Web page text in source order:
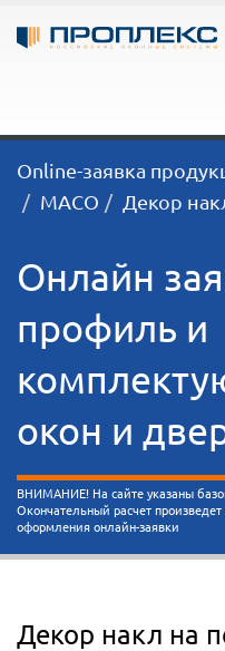
Online-заявка
MACO
Декор
Онлайн
профиль и
окон и
ВНИМАНИЕ! На сайте указаны
Окончательный расчет
оформления онлайн-заявки
Декор накл на